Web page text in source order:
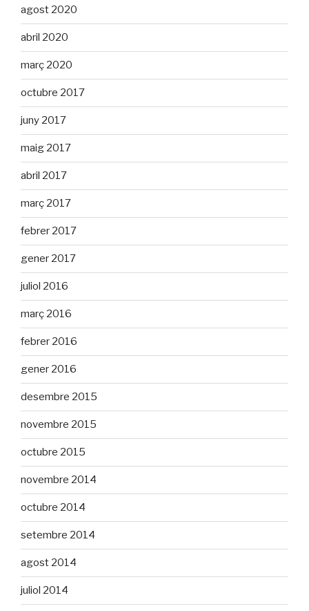
agost 2020
abril 2020
març 2020
octubre 2017
juny 2017
maig 2017
abril 2017
març 2017
febrer 2017
gener 2017
juliol 2016
març 2016
febrer 2016
gener 2016
desembre 2015
novembre 2015
octubre 2015
novembre 2014
octubre 2014
setembre 2014
agost 2014
juliol 2014